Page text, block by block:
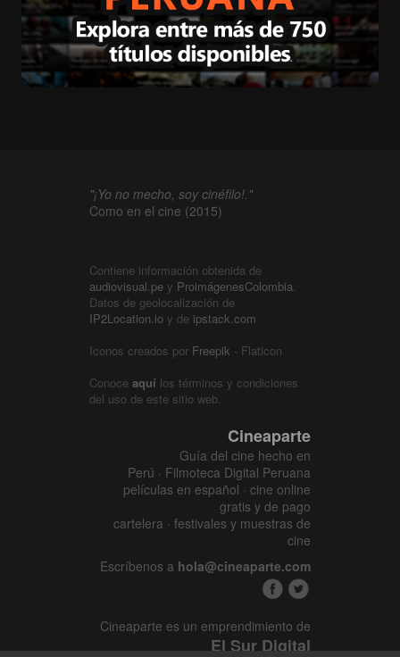
"¡Yo no mecho, soy cinéfilo!."
Como en el cine (2015)
Contiene información obtenida de
audiovisual.pe y ProimágenesColombia.
Datos de geolocalización de
IP2Location.io y de ipstack.com
Iconos creados por Freepik - Flaticon
Conoce aquí los términos y condiciones
del uso de este sitio web.
Cineaparte
Guía del cine hecho en
Perú · Filmoteca Digital Peruana
películas en español · cine online
gratis y de pago
cartelera · festivales y muestras de
cine
Escríbenos a hola@cineaparte.com
Cineaparte es un emprendimiento de
El Sur Digital